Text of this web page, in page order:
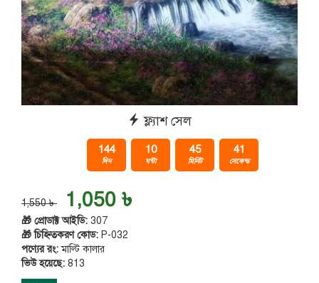
ফ্ল্যাশ সেল
144
দিন
10
ঘন্টা
45
মিনিট
41
সেকেন্ড
1,550 ৳ 1,050 ৳
🎁 প্রোডাক্ট আইডি: 307
🎁 চিহ্নিতকরণ কোড: P-032
পণ্যের রং:মাল্টি কালার
ভিউ হয়েছে: 813